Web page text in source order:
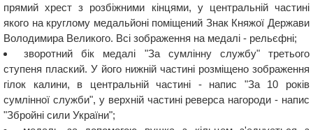
прямий хрест з розбіжними кінцями, у центральній частині
якого на круглому медальйоні поміщений Знак Княжої Держави
Володимира Великого. Всі зображення на медалі - рельєфні;
зворотний бік медалі "За сумлінну службу" третього
ступеня плаский. У його нижній частині розміщено зображення
гілок калини, в центральній частині - напис "За 10 років
сумлінної служби", у верхній частині реверса нагороди - напис
"Збройні сили України";